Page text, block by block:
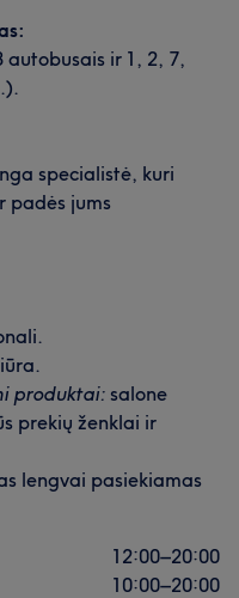
autobusais ir 1, 2, 7,
specialistė, kuri
padės jums
produktai: salone
prekių ženklai ir
lengvai pasiekiamas
12:00–20:00
10:00–20:00